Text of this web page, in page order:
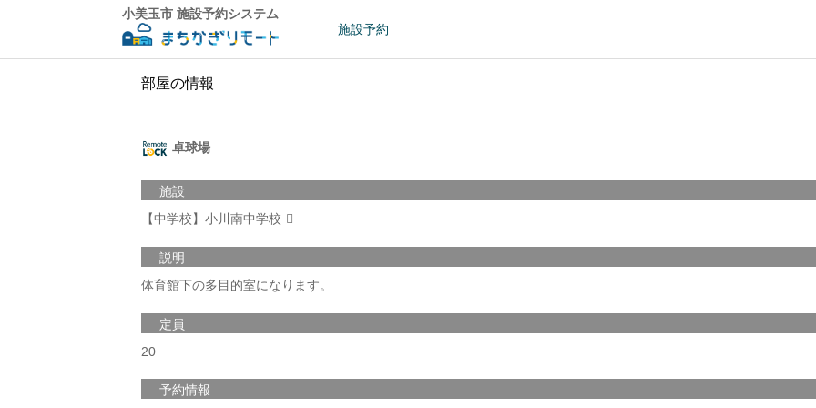
小美玉市 施設予約システム
施設予約
部屋の情報
卓球場
施設
【中学校】小川南中学校
説明
体育館下の多目的室になります。
定員
20
予約情報